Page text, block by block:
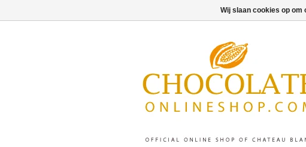
Wij slaan cookies op om